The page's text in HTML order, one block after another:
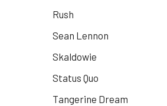
Rush
Sean Lennon
Skaldowie
Status Quo
Tangerine Dream